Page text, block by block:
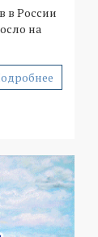
в России
на